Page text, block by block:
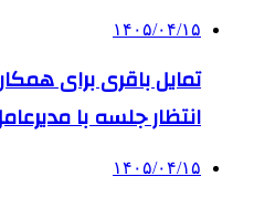
۱۴۰۵/۰۴/۱۵
تمایل باقری برای
انتظار جلسه با
۱۴۰۵/۰۴/۱۵